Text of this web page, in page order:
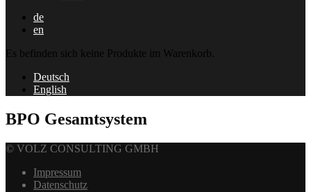
de
en
Es befinden sich keine Produkte im Warenkorb.
Deutsch
English
BPO Gesamtsystem
© VOLZ CONSULTING GMBH
Impressum
Datenschutz